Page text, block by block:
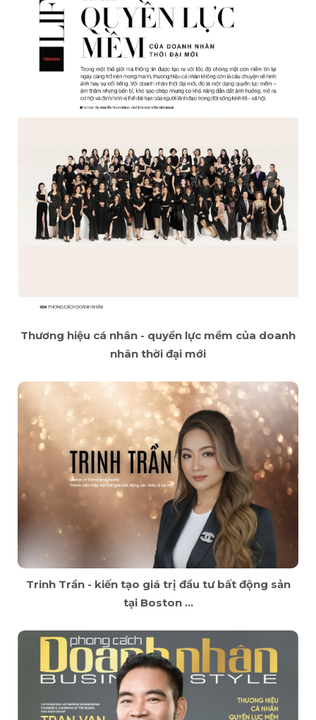
Thương hiệu cá nhân - quyền lực mềm của doanh
nhân thời đại mới
Trinh Trần - kiến tạo giá trị đầu tư bất động sản
tại Boston ...